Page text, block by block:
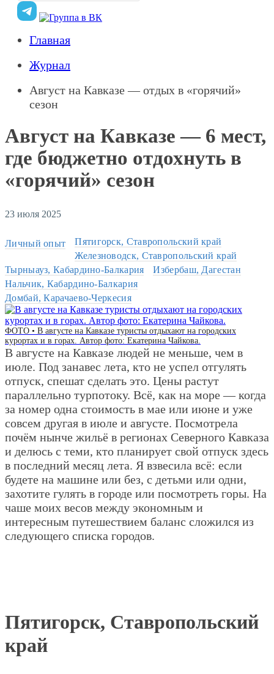
Главная
Журнал
Август на Кавказе — отдых в «горячий»
сезон
Август на Кавказе — 6 мест,
где бюджетно отдохнуть в
«горячий» сезон
23 июля 2025
Личный опыт
Пятигорск, Ставропольский край
Железноводск, Ставропольский край
Тырныауз, Кабардино-Балкария
Избербаш, Дагестан
Нальчик, Кабардино-Балкария
Домбай, Карачаево-Черкесия
ФОТО • В августе на Кавказе туристы отдыхают на городских
курортах и в горах. Автор фото: Екатерина Чайкова.
В августе на Кавказе людей не меньше, чем в
июле. Под занавес лета, кто не успел отгулять
отпуск, спешат сделать это. Цены растут
параллельно турпотоку. Всё, как на море — когда
за номер одна стоимость в мае или июне и уже
совсем другая в июле и августе. Посмотрела
почём нынче жильё в регионах Северного Кавказа
и делюсь с теми, кто планирует свой отпуск здесь
в последний месяц лета. Я взвесила всё: если
будете на машине или без, с детьми или одни,
захотите гулять в городе или посмотреть горы. На
чаше моих весов между экономным и
интересным путешествием баланс сложился из
следующего списка городов.
Пятигорск, Ставропольский
край